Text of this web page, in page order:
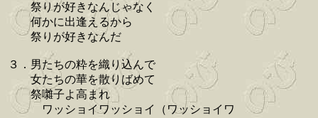
祭りが好きなんじゃなく
何かに出逢えるから
祭りが好きなんだ
３．男たちの粋を織り込んで
女たちの華を散りばめて
祭囃子よ高まれ
ワッショイワッショイ（ワッショイワ